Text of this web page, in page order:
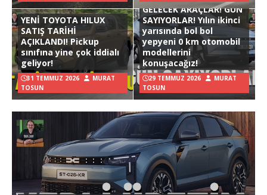
YENİ TOYOTA HILUX
SATIŞ TARİHİ
AÇIKLANDI! Pickup
sınıfına yine çok iddialı
geliyor!
31 TEMMUZ 2026
MURAT
TOSUN
GELECEK ARAÇLAR! GÜN
SAYIYORLAR! Yılın ikinci
yarısında bol bol
yepyeni 0 km otomobil
modellerini
konuşacağız!
29 TEMMUZ 2026
MURAT
TOSUN